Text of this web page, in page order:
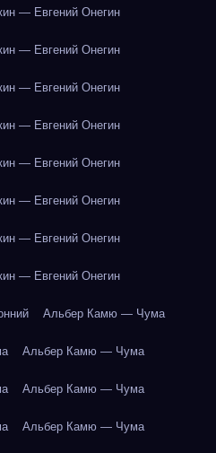
— Евгений Онегин
— Евгений Онегин
— Евгений Онегин
— Евгений Онегин
— Евгений Онегин
— Евгений Онегин
— Евгений Онегин
— Евгений Онегин
Альбер Камю — Чума
Альбер Камю — Чума
Альбер Камю — Чума
Альбер Камю — Чума